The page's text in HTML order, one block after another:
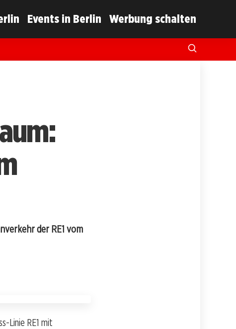
Events in Berlin Werbung schalten
der RE1 vom
Linie RE1 mit